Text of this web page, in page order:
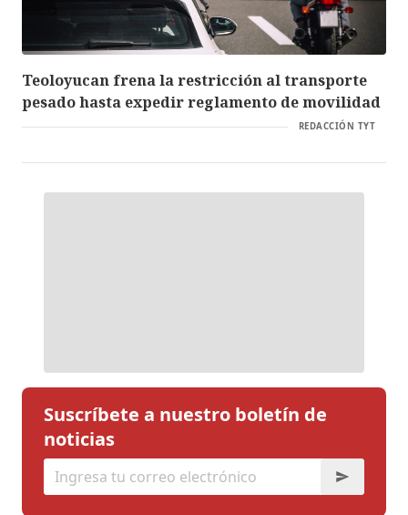
Teoloyucan frena la restricción al transporte
pesado hasta expedir reglamento de movilidad
REDACCIÓN TYT
Suscríbete a nuestro boletín de
noticias